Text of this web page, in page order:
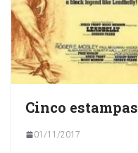
Cinco
01/11/2017